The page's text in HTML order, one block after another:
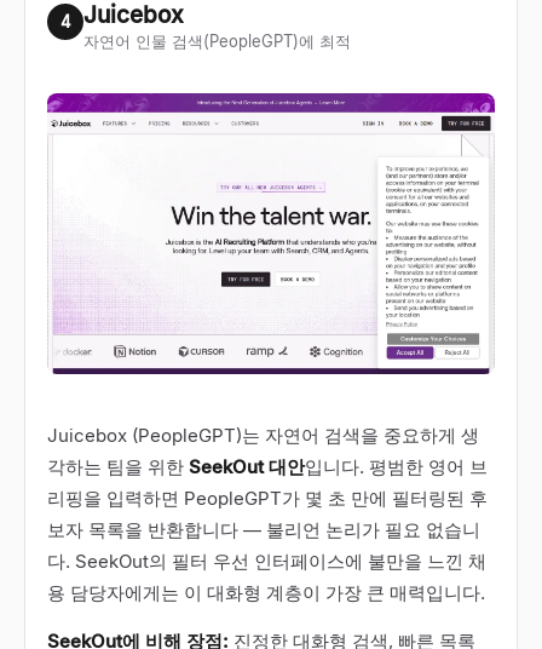
4 Juicebox
자연어 인물 검색(PeopleGPT)에 최적
Juicebox (PeopleGPT)는 자연어 검색을 중요하게 생
각하는 팀을 위한 SeekOut 대안입니다. 평범한 영어 브
리핑을 입력하면 PeopleGPT가 몇 초 만에 필터링된 후
보자 목록을 반환합니다 — 불리언 논리가 필요 없습니
다. SeekOut의 필터 우선 인터페이스에 불만을 느낀 채
용 담당자에게는 이 대화형 계층이 가장 큰 매력입니다.
SeekOut에 비해 장점: 진정한 대화형 검색, 빠른 목록